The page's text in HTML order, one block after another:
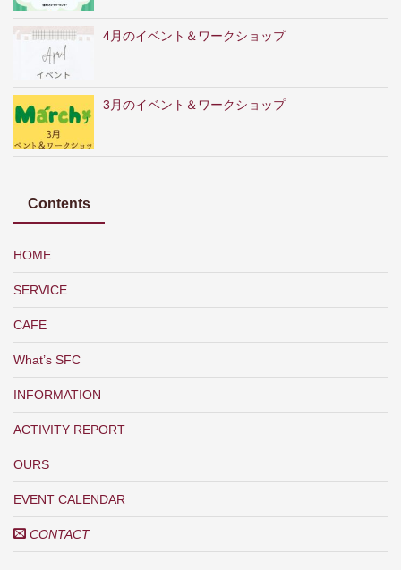
4月のイベント＆ワークショップ
3月のイベント＆ワークショップ
Contents
HOME
SERVICE
CAFE
What’s SFC
INFORMATION
ACTIVITY REPORT
OURS
EVENT CALENDAR
CONTACT